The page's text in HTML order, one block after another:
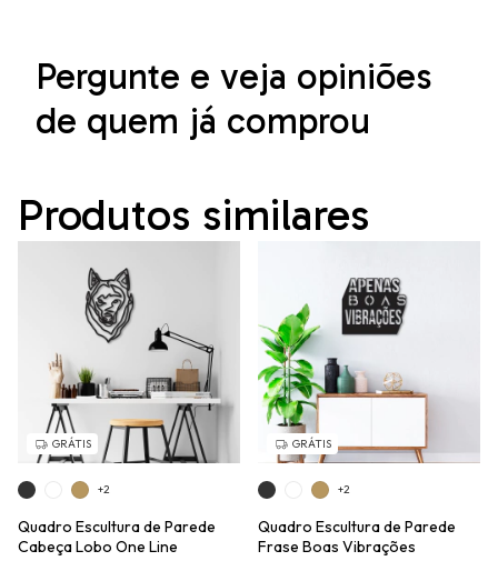
Pergunte e veja opiniões
de quem já comprou
Produtos similares
GRÁTIS
Quadro Escultura de Parede
Cabeça Lobo One Line
+2
GRÁTIS
Quadro Escultura de Parede
Frase Boas Vibrações
+2